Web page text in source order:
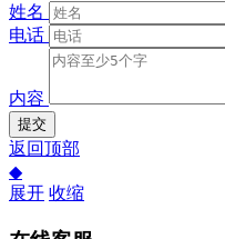
姓名
电话
内容
提交
返回顶部
◆
展开 收缩